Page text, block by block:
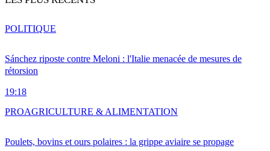
Sánchez riposte contre Meloni : l'Italie menacée de mesures de
rétorsion
19:18
POLITIQUE
Poulets, bovins et ours polaires : la grippe aviaire se propage
PROAGRICULTURE & ALIMENTATION